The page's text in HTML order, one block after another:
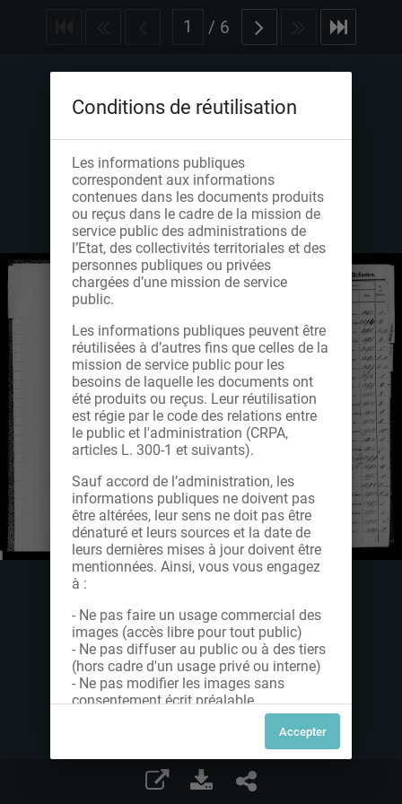
/ 6
Conditions de réutilisation
Les informations publiques
correspondent aux informations
contenues dans les documents produits
ou reçus dans le cadre de la mission de
service public des administrations de
l’Etat, des collectivités territoriales et des
personnes publiques ou privées
chargées d’une mission de service
public.
Les informations publiques peuvent être
réutilisées à d’autres fins que celles de la
mission de service public pour les
besoins de laquelle les documents ont
été produits ou reçus. Leur réutilisation
est régie par le code des relations entre
le public et l'administration (CRPA,
articles L. 300-1 et suivants).
Sauf accord de l’administration, les
informations publiques ne doivent pas
être altérées, leur sens ne doit pas être
dénaturé et leurs sources et la date de
leurs dernières mises à jour doivent être
mentionnées. Ainsi, vous vous engagez
à :
- Ne pas faire un usage commercial des
images (accès libre pour tout public)
- Ne pas diffuser au public ou à des tiers
(hors cadre d'un usage privé ou interne)
- Ne pas modifier les images sans
consentement écrit préalable
Dans le cas contraire, nous vous invitons
à nous contacter afin de solliciter le type
de Licence souhaitée parmi celles
proposées et le cas échéant, acquitter